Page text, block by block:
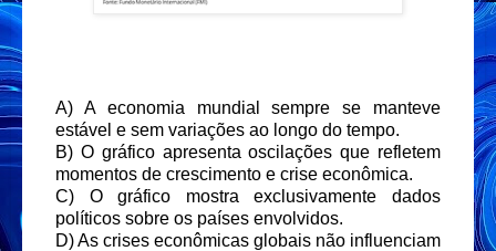
A) A economia mundial sempre se manteve
estável e sem variações ao longo do tempo.
B) O gráfico apresenta oscilações que refletem
momentos de crescimento e crise econômica.
C) O gráfico mostra exclusivamente dados
políticos sobre os países envolvidos.
D) As crises econômicas globais não influenciam